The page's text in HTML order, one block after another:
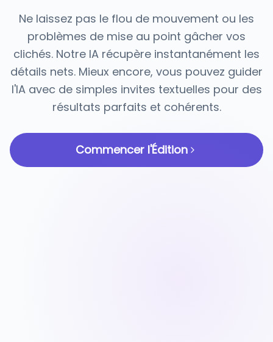
Ne laissez pas le flou de mouvement ou les
problèmes de mise au point gâcher vos
clichés. Notre IA récupère instantanément les
détails nets. Mieux encore, vous pouvez guider
l'IA avec de simples invites textuelles pour des
résultats parfaits et cohérents.
Commencer l'Édition